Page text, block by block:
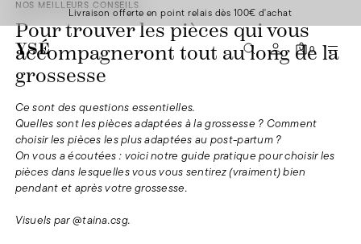
Livraison offerte en point relais dès 100€ d'achat
0
NOS MEILLEURS CONSEILS
Pour trouver les pièces qui vous
accompagneront tout au long de la
grossesse
Ce sont des questions essentielles.
Quelles sont les pièces adaptées à la grossesse ? Comment
choisir les pièces les plus adaptées au post-partum ?
On vous a écoutées : voici notre guide pratique pour choisir les
pièces dans lesquelles vous vous sentirez (vraiment) bien
pendant et après votre grossesse.
Visuels par @taina.csg.